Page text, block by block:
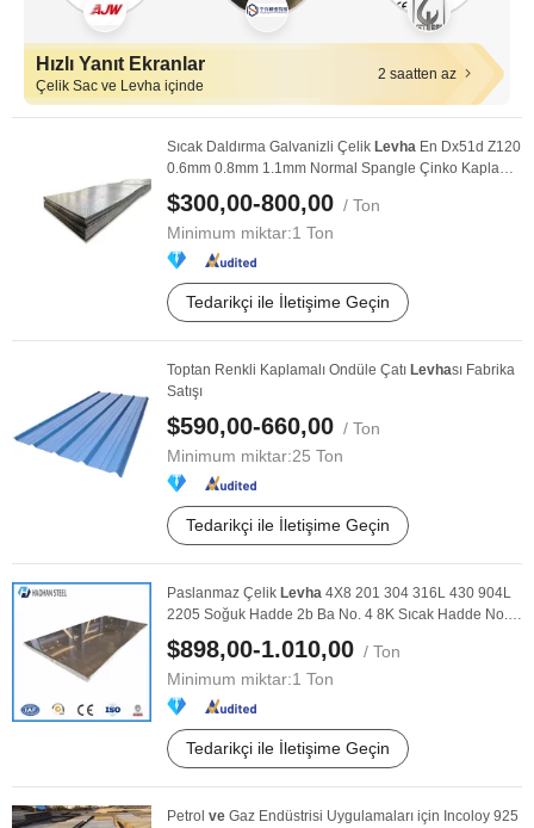
Hızlı Yanıt Ekranlar
Çelik Sac ve Levha içinde
2 saatten az
Sıcak Daldırma Galvanizli Çelik Levha En Dx51d Z120
0.6mm 0.8mm 1.1mm Normal Spangle Çinko Kaplama
...
$300,00-800,00 / Ton
Minimum miktar:1 Ton
Tedarikçi ile İletişime Geçin
Toptan Renkli Kaplamalı Ondüle Çatı Levhası Fabrika
Satışı
$590,00-660,00 / Ton
Minimum miktar:25 Ton
Tedarikçi ile İletişime Geçin
Paslanmaz Çelik Levha 4X8 201 304 316L 430 904L
2205 Soğuk Hadde 2b Ba No. 4 8K Sıcak Hadde No. 1
...
$898,00-1.010,00 / Ton
Minimum miktar:1 Ton
Tedarikçi ile İletişime Geçin
Petrol ve Gaz Endüstrisi Uygulamaları için Incoloy 925